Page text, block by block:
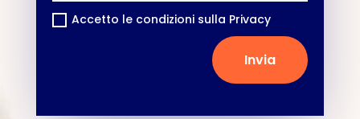
Accetto le condizioni sulla Privacy
Invia